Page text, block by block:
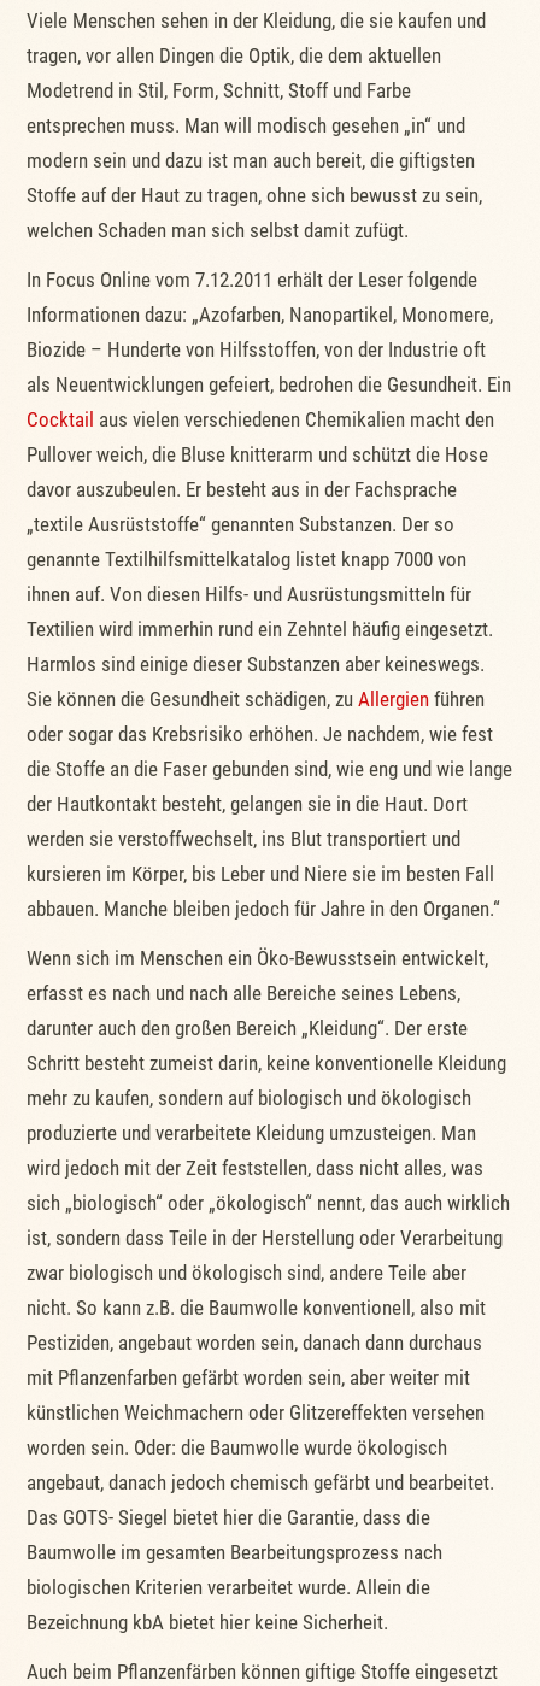
Viele Menschen sehen in der Kleidung, die sie kaufen und
tragen, vor allen Dingen die Optik, die dem aktuellen
Modetrend in Stil, Form, Schnitt, Stoff und Farbe
entsprechen muss. Man will modisch gesehen „in“ und
modern sein und dazu ist man auch bereit, die giftigsten
Stoffe auf der Haut zu tragen, ohne sich bewusst zu sein,
welchen Schaden man sich selbst damit zufügt.
In Focus Online vom 7.12.2011 erhält der Leser folgende
Informationen dazu: „Azofarben, Nanopartikel, Monomere,
Biozide – Hunderte von Hilfsstoffen, von der Industrie oft
als Neuentwicklungen gefeiert, bedrohen die Gesundheit. Ein
Cocktail aus vielen verschiedenen Chemikalien macht den
Pullover weich, die Bluse knitterarm und schützt die Hose
davor auszubeulen. Er besteht aus in der Fachsprache
„textile Ausrüststoffe“ genannten Substanzen. Der so
genannte Textilhilfsmittelkatalog listet knapp 7000 von
ihnen auf. Von diesen Hilfs- und Ausrüstungsmitteln für
Textilien wird immerhin rund ein Zehntel häufig eingesetzt.
Harmlos sind einige dieser Substanzen aber keineswegs.
Sie können die Gesundheit schädigen, zuAllergien führen
oder sogar das Krebsrisiko erhöhen. Je nachdem, wie fest
die Stoffe an die Faser gebunden sind, wie eng und wie lange
der Hautkontakt besteht, gelangen sie in die Haut. Dort
werden sie verstoffwechselt, ins Blut transportiert und
kursieren im Körper, bis Leber und Niere sie im besten Fall
abbauen. Manche bleiben jedoch für Jahre in den Organen.“
Wenn sich im Menschen ein Öko-Bewusstsein entwickelt,
erfasst es nach und nach alle Bereiche seines Lebens,
darunter auch den großen Bereich „Kleidung“. Der erste
Schritt besteht zumeist darin, keine konventionelle Kleidung
mehr zu kaufen, sondern auf biologisch und ökologisch
produzierte und verarbeitete Kleidung umzusteigen. Man
wird jedoch mit der Zeit feststellen, dass nicht alles, was
sich „biologisch“ oder „ökologisch“ nennt, das auch wirklich
ist, sondern dass Teile in der Herstellung oder Verarbeitung
zwar biologisch und ökologisch sind, andere Teile aber
nicht. So kann z.B. die Baumwolle konventionell, also mit
Pestiziden, angebaut worden sein, danach dann durchaus
mit Pflanzenfarben gefärbt worden sein, aber weiter mit
künstlichen Weichmachern oder Glitzereffekten versehen
worden sein. Oder: die Baumwolle wurde ökologisch
angebaut, danach jedoch chemisch gefärbt und bearbeitet.
Das GOTS- Siegel bietet hier die Garantie, dass die
Baumwolle im gesamten Bearbeitungsprozess nach
biologischen Kriterien verarbeitet wurde. Allein die
Bezeichnung kbA bietet hier keine Sicherheit.
Auch beim Pflanzenfärben können giftige Stoffe eingesetzt